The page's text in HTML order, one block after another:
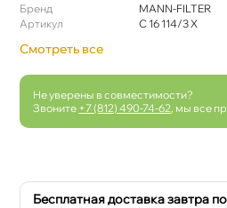
Бренд
MANN-FILTER
Артикул
C 16 114/3 Х
Смотреть все
Не уверены в совместимости?
Звоните +7 (812) 490-74-62 , мы все
Бесплатная доставка завтра